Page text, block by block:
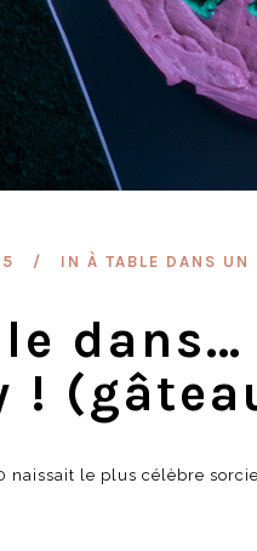
IN À TABLE DANS UN
!
naissait le plus célèbre